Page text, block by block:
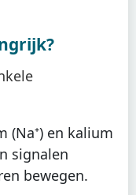
(Na⁺) en kalium
signalen
bewegen.